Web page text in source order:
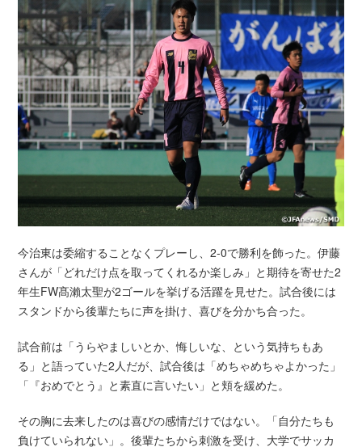
今治東は委縮することなくプレーし、2-0で勝利を飾った。伊藤
さんが「どれだけ点を取ってくれるか楽しみ」と期待を寄せた2
年生FW髙瀨太聖が2ゴールを挙げる活躍を見せた。試合後には
スタンドから後輩たちに声を掛け、喜びを分かち合った。
試合前は「うらやましいとか、悔しいな、という気持ちもあ
る」と語っていた2人だが、試合後は「めちゃめちゃよかった」
「『おめでとう』と素直に言いたい」と頬を緩めた。
その胸に去来したのは喜びの感情だけではない。「自分たちも
負けていられない」。後輩たちから刺激を受け、大学でサッカ